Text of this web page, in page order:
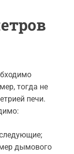
тогда не
печи.
дымового